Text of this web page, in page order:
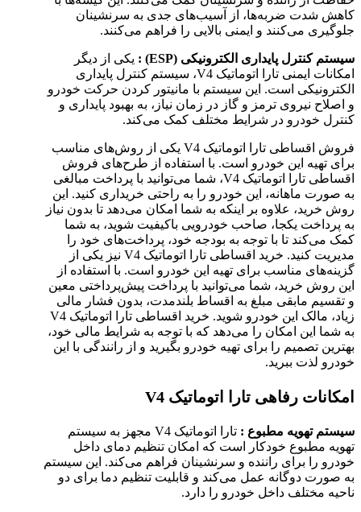
کاهش شدت ضربه‌ها، از آسیب‌های جدی به سرنشینان
جلوگیری می‌کنند و ایمنی بالایی را فراهم می‌کنند.
سیستم کنترل پایداری الکترونیکی (ESP) :
یکی از دیگر
امکانات ایمنی تارا اتوماتیک V4، سیستم کنترل پایداری
الکترونیکی است. این سیستم با مانیتور کردن حرکت خودرو
و اصلاح نیروی ترمز و گاز در زمان نیاز، به بهبود پایداری و
کنترل خودرو در شرایط مختلف کمک می‌کند.
فروش اقساطی تارا اتوماتیک V4 یکی از روش‌های مناسب
برای تهیه این خودرو است. با استفاده از طرح‌های فروش
اقساطی تارا اتوماتیک V4، شما می‌توانید با پرداخت مبالغی
به صورت ماهانه، این خودرو را به راحتی خریداری کنید. این
روش خرید، علاوه بر اینکه به شما امکان می‌دهد تا بدون نیاز
به پرداخت یکجا، صاحب خودرویی باکیفیت شوید، به شما
کمک می‌کند تا با توجه به بودجه خود، پرداخت‌های خود را
مدیریت کنید. خرید اقساطی تارا اتوماتیک V4 نیز یکی از
گزینه‌های مناسب برای تهیه این خودرو است. با استفاده از
این روش خرید، شما می‌توانید با پرداخت پیش‌پرداختی معین
و تقسیم مابقی مبلغ به اقساط بلندمدت، بدون فشار مالی
زیاد، مالک این خودرو شوید. خرید اقساطی تارا اتوماتیک V4
به شما این امکان را می‌دهد که با توجه به شرایط مالی خود،
بهترین تصمیم را برای تهیه خودرو بگیرید و از رانندگی با این
خودرو لذت ببرید.
امکانات رفاهی تارا اتوماتیک V4
سیستم تهویه مطبوع :
تارا اتوماتیک V4 مجهز به سیستم
تهویه مطبوع خودکار است که امکان تنظیم دمای داخل
خودرو را برای راننده و سرنشینان فراهم می‌کند. این سیستم
به صورت دوگانه عمل می‌کند و قابلیت تنظیم دما برای دو
ناحیه مختلف داخل خودرو را دارد.